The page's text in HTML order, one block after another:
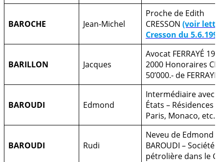
BAROCHE Jean-Michel
Proche de Edith
CRESSON (voir
Cresson du
BARILLON Jacques
Avocat FERRAYÉ
2000 Honoraires
50’000.- de FERRAYÉ
BAROUDI Edmond
Intermédiaire avec
États – Résidences
Paris, Monaco, etc.
BAROUDI Rudi
Neveu de Edmond
BAROUDI – Société
pétrolière dans le